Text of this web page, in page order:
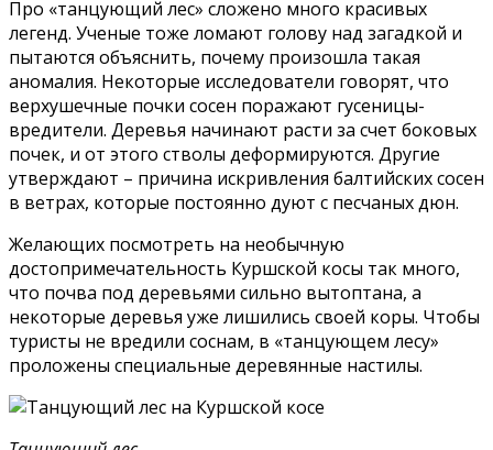
Про «танцующий лес» сложено много красивых
легенд. Ученые тоже ломают голову над загадкой и
пытаются объяснить, почему произошла такая
аномалия. Некоторые исследователи говорят, что
верхушечные почки сосен поражают гусеницы-
вредители. Деревья начинают расти за счет боковых
почек, и от этого стволы деформируются. Другие
утверждают – причина искривления балтийских сосен
в ветрах, которые постоянно дуют с песчаных дюн.
Желающих посмотреть на необычную
достопримечательность Куршской косы так много,
что почва под деревьями сильно вытоптана, а
некоторые деревья уже лишились своей коры. Чтобы
туристы не вредили соснам, в «танцующем лесу»
проложены специальные деревянные настилы.